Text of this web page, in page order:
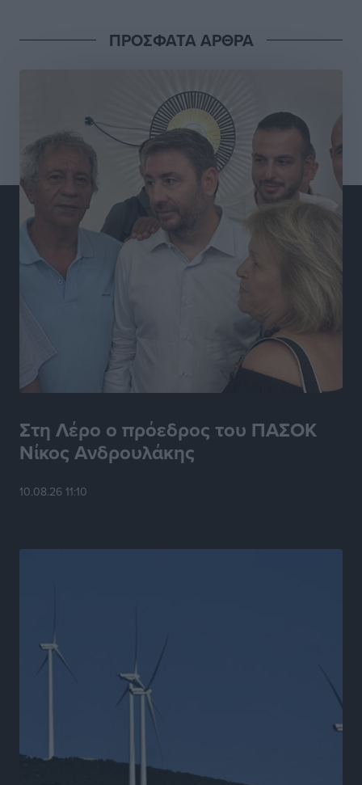
ΠΡΟΣΦΑΤΑ ΑΡΘΡΑ
Στη Λέρο ο πρόεδρος του ΠΑΣΟΚ
Νίκος Ανδρουλάκης
10.08.26 11:10